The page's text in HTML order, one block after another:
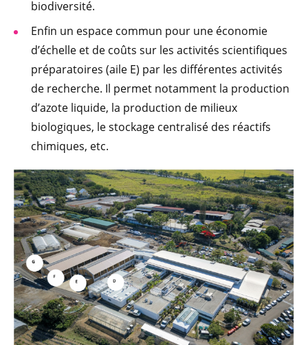
biodiversité.
Enfin un espace commun pour une économie
d’échelle et de coûts sur les activités scientifiques
préparatoires (aile E) par les différentes activités
de recherche. Il permet notamment la production
d’azote liquide, la production de milieux
biologiques, le stockage centralisé des réactifs
chimiques, etc.